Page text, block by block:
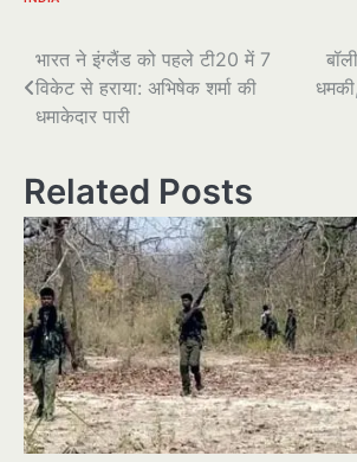
पोस्ट
नेविगेशन
भारत ने इंग्लैंड को पहले टी20 में 7
विकेट से हराया: अभिषेक शर्मा की
धमाकेदार पारी
Related Posts